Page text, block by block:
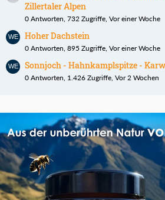
Zillertaler Alpen
0 Antworten, 732 Zugriffe, Vor einer Woche
Hoher Dachstein
0 Antworten, 895 Zugriffe, Vor einer Woche
Sonnjoch - Hahnkamplspitze -
0 Antworten, 1.426 Zugriffe, Vor 2 Wochen